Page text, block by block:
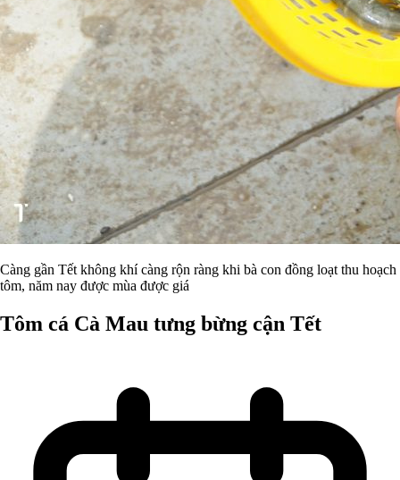
Càng gần Tết không khí càng rộn ràng khi bà con đồng loạt thu hoạch
tôm, năm nay được mùa được giá
Tôm cá Cà Mau tưng bừng cận Tết